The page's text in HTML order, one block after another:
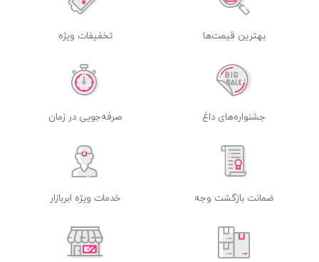
بهترین قیمت‌ها تخفیفات ویژه
جشنواره‌های داغ صرفه‌جویی در زمان
ضمانت بازگشت وجه خدمات ویژه ابربازار